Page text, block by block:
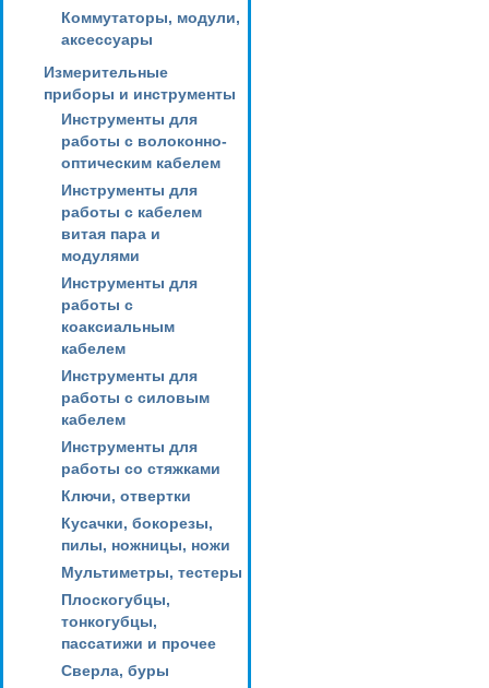
Коммутаторы, модули,
аксессуары
Измерительные
приборы и инструменты
Инструменты для
работы с волоконно-
оптическим кабелем
Инструменты для
работы с кабелем
витая пара и
модулями
Инструменты для
работы с
коаксиальным
кабелем
Инструменты для
работы с силовым
кабелем
Инструменты для
работы со стяжками
Ключи, отвертки
Кусачки, бокорезы,
пилы, ножницы, ножи
Мультиметры, тестеры
Плоскогубцы,
тонкогубцы,
пассатижи и прочее
Сверла, буры